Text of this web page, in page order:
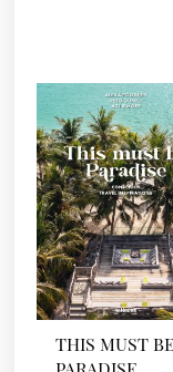
THIS MUST BE